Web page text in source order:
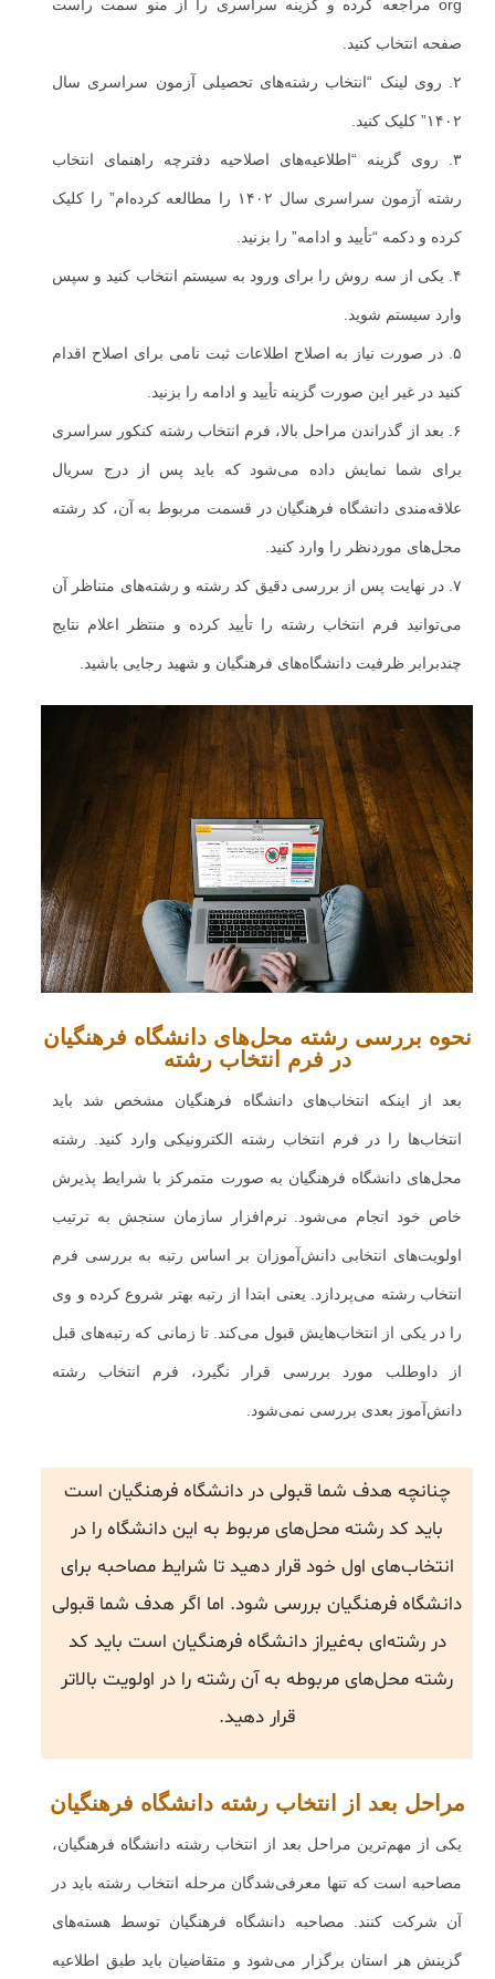
org مراجعه کرده و گزینه سراسری را از منو سمت راست
صفحه انتخاب کنید.
۲. روی لینک “انتخاب رشته‌های تحصیلی آزمون سراسری سال
۱۴۰۲” کلیک کنید.
۳. روی گزینه “اطلاعیه‌های اصلاحیه دفترچه راهنمای انتخاب
رشته آزمون سراسری سال ۱۴۰۲ را مطالعه کرده‌ام” را کلیک
کرده و دکمه “تأیید و ادامه” را بزنید.
۴. یکی از سه روش را برای ورود به سیستم انتخاب کنید و سپس
وارد سیستم شوید.
۵. در صورت نیاز به اصلاح اطلاعات ثبت نامی برای اصلاح اقدام
کنید در غیر این صورت گزینه تأیید و ادامه را بزنید.
۶. بعد از گذراندن مراحل بالا، فرم انتخاب رشته کنکور سراسری
برای شما نمایش داده می‌شود که باید پس از درج سریال
علاقه‌مندی دانشگاه فرهنگیان در قسمت مربوط به آن، کد رشته
محل‌های موردنظر را وارد کنید.
۷. در نهایت پس از بررسی دقیق کد رشته و رشته‌های متناظر آن
می‌توانید فرم انتخاب رشته را تأیید کرده و منتظر اعلام نتایج
چندبرابر ظرفیت دانشگاه‌های فرهنگیان و شهید رجایی باشید.
نحوه بررسی رشته محل‌های دانشگاه فرهنگیان
در فرم انتخاب رشته
بعد از اینکه انتخاب‌های دانشگاه فرهنگیان مشخص شد باید
انتخاب‌ها را در فرم انتخاب رشته الکترونیکی وارد کنید. رشته
محل‌های دانشگاه فرهنگیان به صورت متمرکز با شرایط پذیرش
خاص خود انجام می‌شود. نرم‌افزار سازمان سنجش به ترتیب
اولویت‌های انتخابی دانش‌آموزان بر اساس رتبه به بررسی فرم
انتخاب رشته می‌پردازد. یعنی ابتدا از رتبه بهتر شروع کرده و وی
را در یکی از انتخاب‌هایش قبول می‌کند. تا زمانی که رتبه‌های قبل
از داوطلب مورد بررسی قرار نگیرد، فرم انتخاب رشته
دانش‌آموز بعدی بررسی نمی‌شود.
چنانچه هدف شما قبولی در دانشگاه فرهنگیان است
باید کد رشته محل‌های مربوط به این دانشگاه را در
انتخاب‌های اول خود قرار دهید تا شرایط مصاحبه برای
دانشگاه فرهنگیان بررسی شود. اما اگر هدف شما قبولی
در رشته‌ای به‌غیراز دانشگاه فرهنگیان است باید کد
رشته محل‌های مربوطه به آن رشته را در اولویت بالاتر
قرار دهید.
مراحل بعد از انتخاب رشته دانشگاه فرهنگیان
یکی از مهم‌ترین مراحل بعد از انتخاب رشته دانشگاه فرهنگیان،
مصاحبه است که تنها معرفی‌شدگان مرحله انتخاب رشته باید در
آن شرکت کنند. مصاحبه دانشگاه فرهنگیان توسط هسته‌های
گزینش هر استان برگزار می‌شود و متقاضیان باید طبق اطلاعیه